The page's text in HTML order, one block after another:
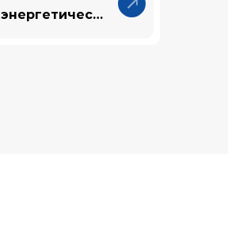
энергетические